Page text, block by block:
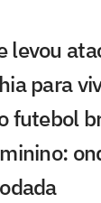
levou
para
futebol